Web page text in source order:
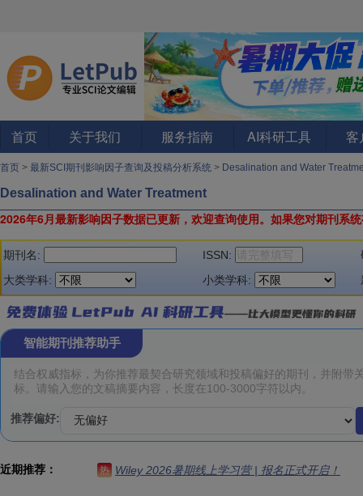
首页 关于我们 服务指南 AI科研工具 客
首页 > 最新SCI期刊影响因子查询及投稿分析系统 > Desalination and Water
Desalination and Water Treatment
2026年6月最新影响因子数据已更新，欢迎查询使用。 如果您对期刊系
期刊名: ISSN:
大类学科:
小类学科:
智能期刊推荐助手
推荐偏好:
近期推荐： 热 Wiley 2026暑期线上学习营 | 报名正式开启！